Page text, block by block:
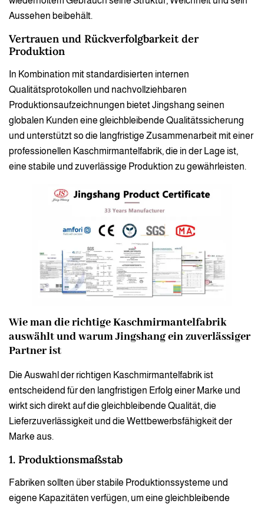
Aussehen beibehält.
Vertrauen und Rückverfolgbarkeit der
Produktion
In Kombination mit standardisierten internen
Qualitätsprotokollen und nachvollziehbaren
Produktionsaufzeichnungen bietet Jingshang seinen
globalen Kunden eine gleichbleibende Qualitätssicherung
und unterstützt so die langfristige Zusammenarbeit mit einer
professionellen Kaschmirmantelfabrik, die in der Lage ist,
eine stabile und zuverlässige Produktion zu gewährleisten.
Wie man die richtige Kaschmirmantelfabrik
auswählt und warum Jingshang ein zuverlässiger
Partner ist
Die Auswahl der richtigen Kaschmirmantelfabrik ist
entscheidend für den langfristigen Erfolg einer Marke und
wirkt sich direkt auf die gleichbleibende Qualität, die
Lieferzuverlässigkeit und die Wettbewerbsfähigkeit der
Marke aus.
1. Produktionsmaßstab
Fabriken sollten über stabile Produktionssysteme und
eigene Kapazitäten verfügen, um eine gleichbleibende